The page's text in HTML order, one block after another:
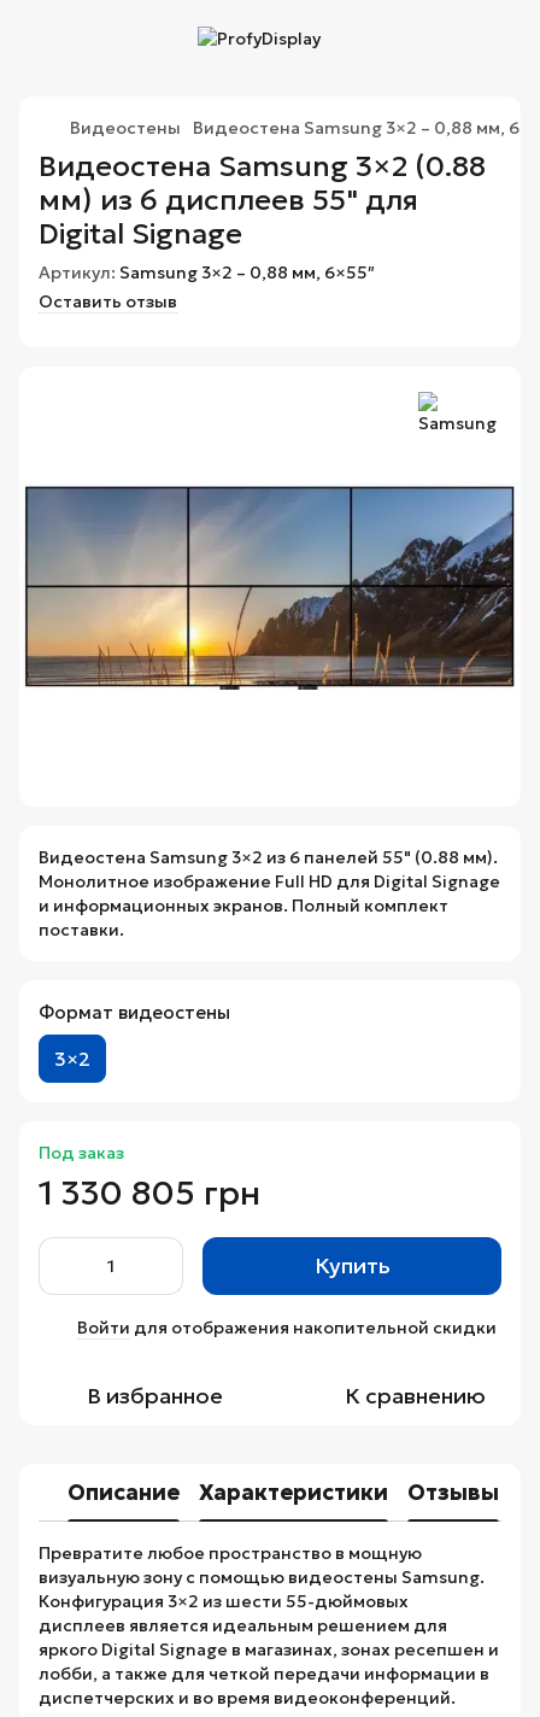
Видеостены Видеостена Samsung 3×2 – 0,88 мм,
Видеостена Samsung 3×2 (0.88
мм) из 6 дисплеев 55" для
Digital Signage
Артикул: Samsung 3×2 – 0,88 мм, 6×55″
Оставить отзыв
Видеостена Samsung 3×2 из 6 панелей 55" (0.88 мм).
Монолитное изображение Full HD для Digital Signage
и информационных экранов. Полный комплект
поставки.
Формат видеостены
3×2
Под заказ
1 330 805 грн
Купить
Войти для отображения накопительной скидки
В избранное К сравнению
Описание Характеристики Отзывы
Превратите любое пространство в мощную
визуальную зону с помощью видеостены Samsung.
Конфигурация 3×2 из шести 55-дюймовых
дисплеев является идеальным решением для
яркого Digital Signage в магазинах, зонах ресепшен и
лобби, а также для четкой передачи информации в
диспетчерских и во время видеоконференций.